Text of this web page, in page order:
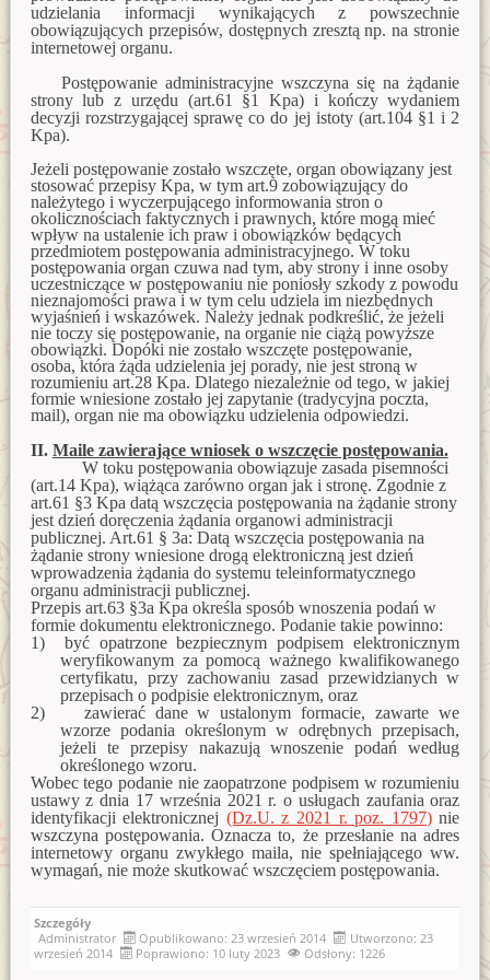
zabytków nowej karty ewidencyjnej zabytku archeologicznego
lądowego w wojewódzkiej ewidencji zabytków 2 AZP 23-70/1
Kosewo
Zawiadomienie o włączeniu do wojewódzkiej ewidencji
zabytków nowej karty ewidencyjnej zabytku archeologicznego
lądowego w wojewódzkiej ewidencji zabytków nr 2 AZP 20-
67/12 w obrębie Samławki
Zawiadomienie o zamiarze włączenia karty ewidencyjnej
zabytku archeologicznego lądowego do wojewódzkiej
ewidencji zabytków 1 AZP 35-58/15 Komorniki
Zawiadomienie o włączeniu do wojewódzkiej ewidencji
zabytków karty ewidencyjnej zabytku archeologicznego
lądowego 9 AZP 18-61/15 Wichrowo
Zawiadomienie o włączeniu do wojewódzkiej ewidencji
zabytków karty ewidencyjnej zabytku archeologicznego
lądowego 7 AZP 18-61/47 Miłogórze
Zawiadomienie o zamiarze wyłączenia z wojewódzkiej
ewidencji zabytków karty ewidencyjnej obiektu zabytkowego
Zawiadomienie o zamiarze włączenia karty ewidencyjnej
ewidencji zabytków 23.10.2020r.
Zawiadomienie o zamiarze sporządzenia nowej karty
ewidencyjnej zabytku archeologicznego lądowego w
wojewódzkiej ewidencji zabytków 4 AZP 20-60/11 Leginy
Zawiadomienie o zamiarze włączenia karty ewidencyjnej
zabytków archeologicznych lądowych do wojewódzkiej
ewidencji zabytków AZP 25-69/22 Piecki
Zawiadomienie o wszczęciu postępowania administracyjnego w
sprawie wpisania do rejestru zabytków archeologicznych
fragmentów kamiennych dawnej zabudowy Biskupiec, dz. nr
65/10
Zawiadomienie o włączeniu do wojewódzkiej ewidencji
zabytków karty ewidencyjnej zabytku archeologicznego
lądowego XII AZP 25-69-61/22 Piecki
Zawiadomienie o włączeniu kart ewidencyjnych zabytków
archeologicznych lądowych do wojewódzkiej ewidencji
zabytków (Pomorowo, gm. Lidzbark Warmiński)
Zawiadomienie o włączeniu kart ewidencyjnych zabytków
archeologicznych lądowych do wojewódzkiej ewidencji
zabytków 26AZP 19-60/80 Smolajny
Zawiadomienie o włączeniu karty ewidencyjnej zabytku
archeologicznego lądowego do wojewódzkiej ewidencji
zabytków 2AZP 17-62/50 Pilnik
Zawiadomienie o włączeniu karty ewidencyjnej zabytku
archeologicznego do wez 4 AZP 26-69/72 Nowe Kiełbonki
archeologicznego do wez 8 AZP 19-60/17 Nowa Wieś Mała
Zawiadomienie o włączeniu karty ewidencyjnej zabytku
archeologicznego do wez 20 AZP 19-60/41 Praslity
Zawiadomienie o włączeniu karty ewidencyjnej zabytku
archeologicznego do wez 3 AZP 13-61/11 Górowo Iławeckie
Zawiadomienie o włączeniu karty ewidencyjnej zabytku
archeologicznego do wez 14 AZP 19-60/35 Smolajny
Zawiadomienie o włączeniu karty ewidencyjnej zabytku
archeologicznego do wez 4 AZP 19-60/53 Kosyń
Zawiadomienie o włączeniu karty ewidencyjnej zabytku
archeologicznego do wez 15 AZP 19-60/36 Smolajny
Zawiadomienie o włączeniu karty ewidencyjnej zabytku
archeologicznego do wez 2 AZP 19-60/29 Kosyń
archeologicznego do wez 8 AZP 19-60/13 Smolajny
Zawiadomienie o włączeniu karty ewidencyjnej zabytku
archeologicznego do wez 8 AZP 19-60/12 Smolajny
Zawiadomienie o włączeniu karty ewidencyjnej zabytku
archeologicznego do wez 4 AZP 19-60/19 Dobre Miasto
Zawiadomienie o włączeniu karty ewidencyjnej zabytku
archeologicznego do wez 6 AZP 19-60/7 Łęgno
Zawiadomienie o włączeniu karty ewidencyjnej zabytku
archeologicznego do wez 12 AZP 19-60/18 Smolajny
Zawiadomienie o włączeniu karty ewidencyjnej zabytku
archeologicznego do wez 3 AZP 19-60/26 Łęgno
Zawiadomienie o włączeniu karty ewidencyjnej zabytku
archeologicznego do wez 2 AZP 19-60/5 Łęgno
Zawiadomienie o włączeniu karty ewidencyjnej zabytku
archeologicznego do wez 5 AZP 19-60/20 Łęgno
Zawiadomienie o włączeniu karty ewidencyjnej zabytku
archeologicznego do wez 7 AZP 19-60/22 Nowa Wieś Mała
Zawiadomienie o włączeniu karty ewidencyjnej zabytku
archeologicznego do wez 1 AZP 19-60/28 Kosyń
udzielania informacji wynikających z powszechnie
obowiązujących przepisów, dostępnych zresztą np. na stronie
internetowej organu.
Postępowanie administracyjne wszczyna się na żądanie
strony lub z urzędu (art.61 §1 Kpa) i kończy wydaniem
decyzji rozstrzygającej sprawę co do jej istoty (art.104 §1 i 2
Kpa).
Jeżeli postępowanie zostało wszczęte, organ obowiązany jest
stosować przepisy Kpa, w tym art.9 zobowiązujący do
należytego i wyczerpującego informowania stron o
okolicznościach faktycznych i prawnych, które mogą mieć
wpływ na ustalenie ich praw i obowiązków będących
przedmiotem postępowania administracyjnego. W toku
postępowania organ czuwa nad tym, aby strony i inne osoby
uczestniczące w postępowaniu nie poniosły szkody z powodu
nieznajomości prawa i w tym celu udziela im niezbędnych
wyjaśnień i wskazówek. Należy jednak podkreślić, że jeżeli
nie toczy się postępowanie, na organie nie ciążą powyższe
obowiązki. Dopóki nie zostało wszczęte postępowanie,
osoba, która żąda udzielenia jej porady, nie jest stroną w
rozumieniu art.28 Kpa. Dlatego niezależnie od tego, w jakiej
formie wniesione zostało jej zapytanie (tradycyjna poczta,
mail), organ nie ma obowiązku udzielenia odpowiedzi.
II. Maile zawierające wniosek o wszczęcie postępowania.
W toku postępowania obowiązuje zasada pisemności
(art.14 Kpa), wiążąca zarówno organ jak i stronę. Zgodnie z
art.61 §3 Kpa datą wszczęcia postępowania na żądanie strony
jest dzień doręczenia żądania organowi administracji
publicznej. Art.61 § 3a: Datą wszczęcia postępowania na
żądanie strony wniesione drogą elektroniczną jest dzień
wprowadzenia żądania do systemu teleinformatycznego
organu administracji publicznej.
Przepis art.63 §3a Kpa określa sposób wnoszenia podań w
formie dokumentu elektronicznego. Podanie takie powinno:
1)
być opatrzone bezpiecznym podpisem elektronicznym
weryfikowanym za pomocą ważnego kwalifikowanego
certyfikatu, przy zachowaniu zasad przewidzianych w
przepisach o podpisie elektronicznym, oraz
2) zawierać dane w ustalonym formacie, zawarte we
wzorze podania określonym w odrębnych przepisach,
jeżeli te przepisy nakazują wnoszenie podań według
określonego wzoru.
Wobec tego podanie nie zaopatrzone podpisem w rozumieniu
ustawy z dnia 17 września 2021 r. o usługach zaufania oraz
identyfikacji elektronicznej (Dz.U. z 2021 r. poz. 1797)nie
wszczyna postępowania. Oznacza to, że przesłanie na adres
internetowy organu zwykłego maila, nie spełniającego ww.
wymagań, nie może skutkować wszczęciem postępowania.
Szczegóły
Administrator
Opublikowano: 23 wrzesień 2014
Utworzono: 23
wrzesień 2014
Poprawiono: 10 luty 2023 Odsłony: 1226